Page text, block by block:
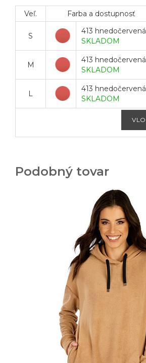
Veľ. Farba a dostupnosť
S
413 hnedočervená
SKLADOM
M
413 hnedočervená
SKLADOM
L
413 hnedočervená
SKLADOM
Podobný tovar